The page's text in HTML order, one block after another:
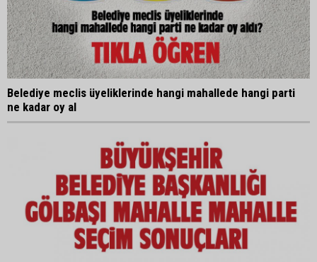
Belediye meclis üyeliklerinde hangi mahallede hangi parti
ne kadar oy al